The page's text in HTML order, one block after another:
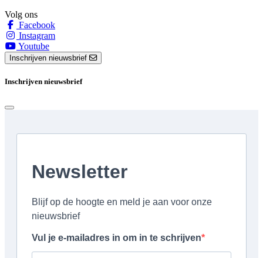
Volg ons
Facebook
Instagram
Youtube
Inschrijven nieuwsbrief
Inschrijven nieuwsbrief